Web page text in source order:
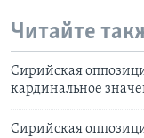
Читайте
Сирийская
кардинальное
Сирийская